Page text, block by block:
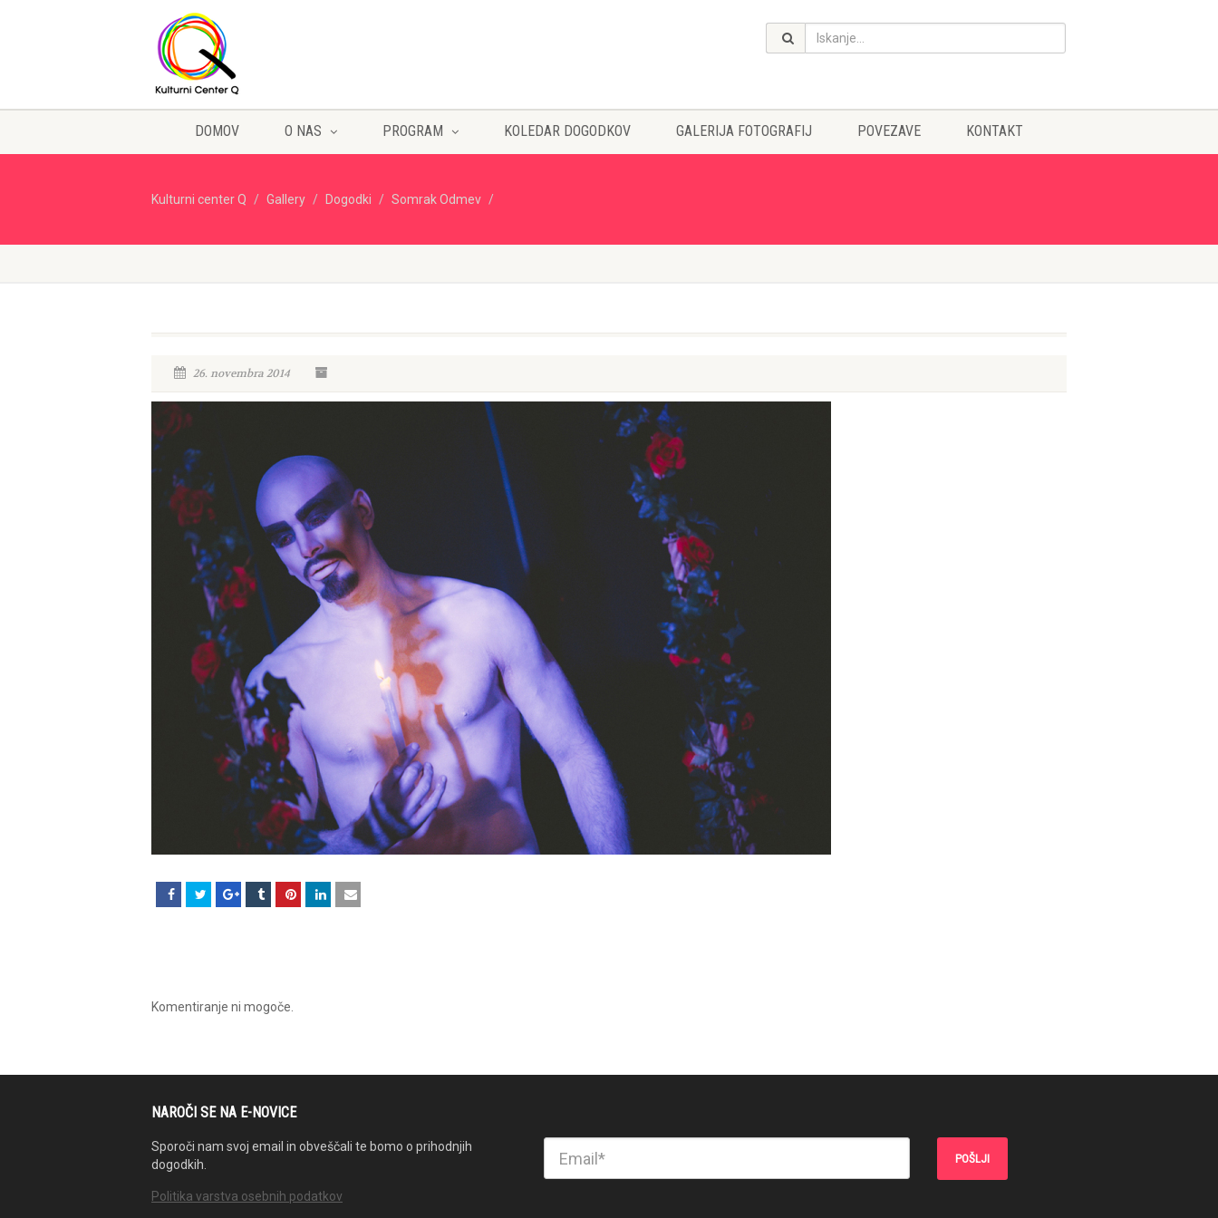
DOMOV O NAS PROGRAM KOLEDAR DOGODKOV GALERIJA FOTOGRAFIJ POVEZAVE KONTAKT
Kulturni center Q Gallery Dogodki Somrak Odmev
26. novembra 2014
Komentiranje ni mogoče.
NAROČI SE NA E-NOVICE
Sporoči nam svoj email in obveščali te bomo o prihodnjih
dogodkih.
Politika varstva osebnih podatkov